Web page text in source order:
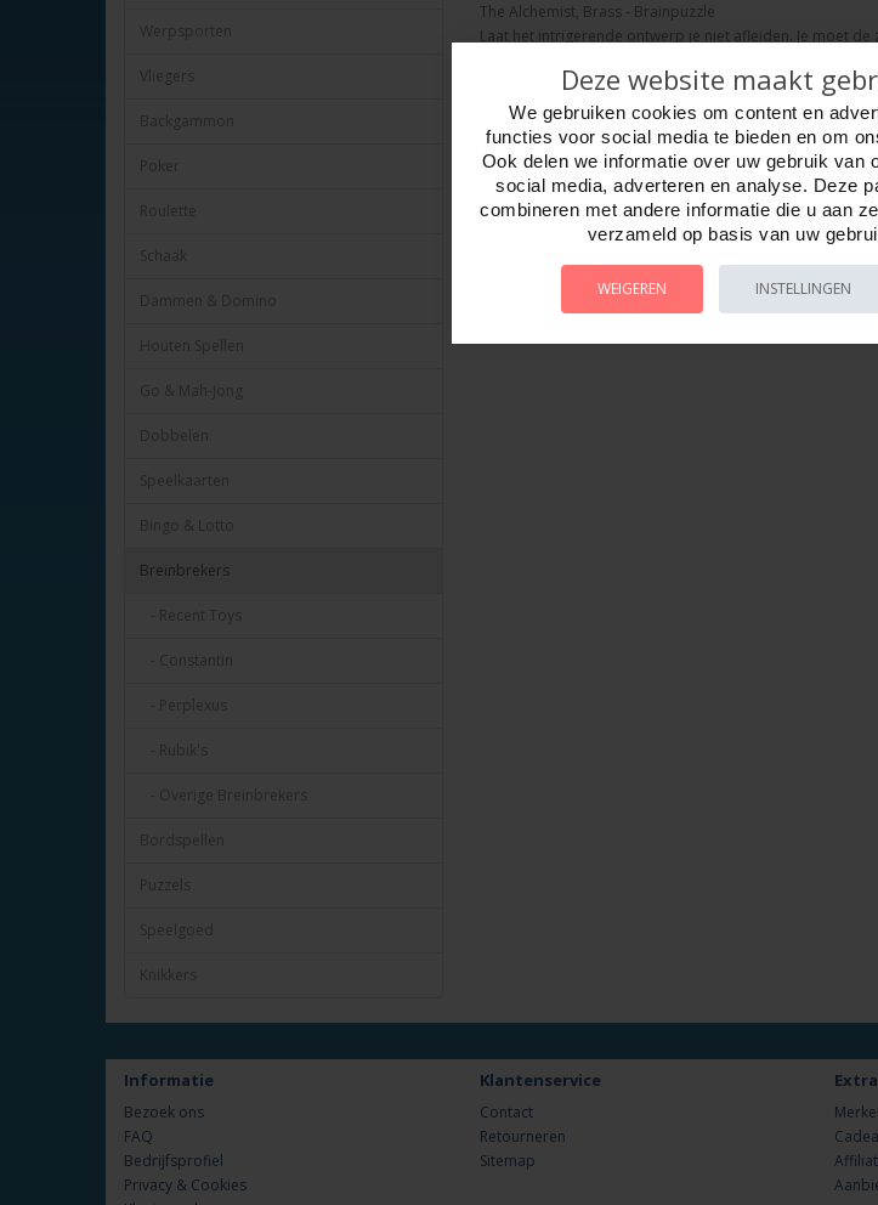
Werpsporten
Vliegers
Backgammon
Poker
Roulette
Schaak
Dammen & Domino
Houten Spellen
Go & Mah-Jong
Dobbelen
Speelkaarten
Bingo & Lotto
Breinbrekers
- Recent Toys
- Constantin
- Perplexus
- Rubik's
- Overige Breinbrekers
Bordspellen
Puzzels
Speelgoed
Knikkers
The Alchemist, Brass - Brainpuzzle
Laat het intrigerende ontwerp je niet afleiden. Je moet
Informatie
Bezoek ons
FAQ
Bedrijfsprofiel
Privacy & Cookies
Klantenservice
Contact
Retourneren
Sitemap
Extra
Deze website maakt
We gebruiken cookies om content en
functies voor social media te bieden en om
Ook delen we informatie over uw gebruik van
social media, adverteren en analyse. Deze
combineren met andere informatie die u aan
verzameld op basis van uw
WEIGEREN INSTELLINGEN